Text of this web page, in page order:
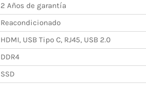
2 Años de garantía
Reacondicionado
HDMI, USB Tipo C, RJ45, USB 2.0
DDR4
SSD